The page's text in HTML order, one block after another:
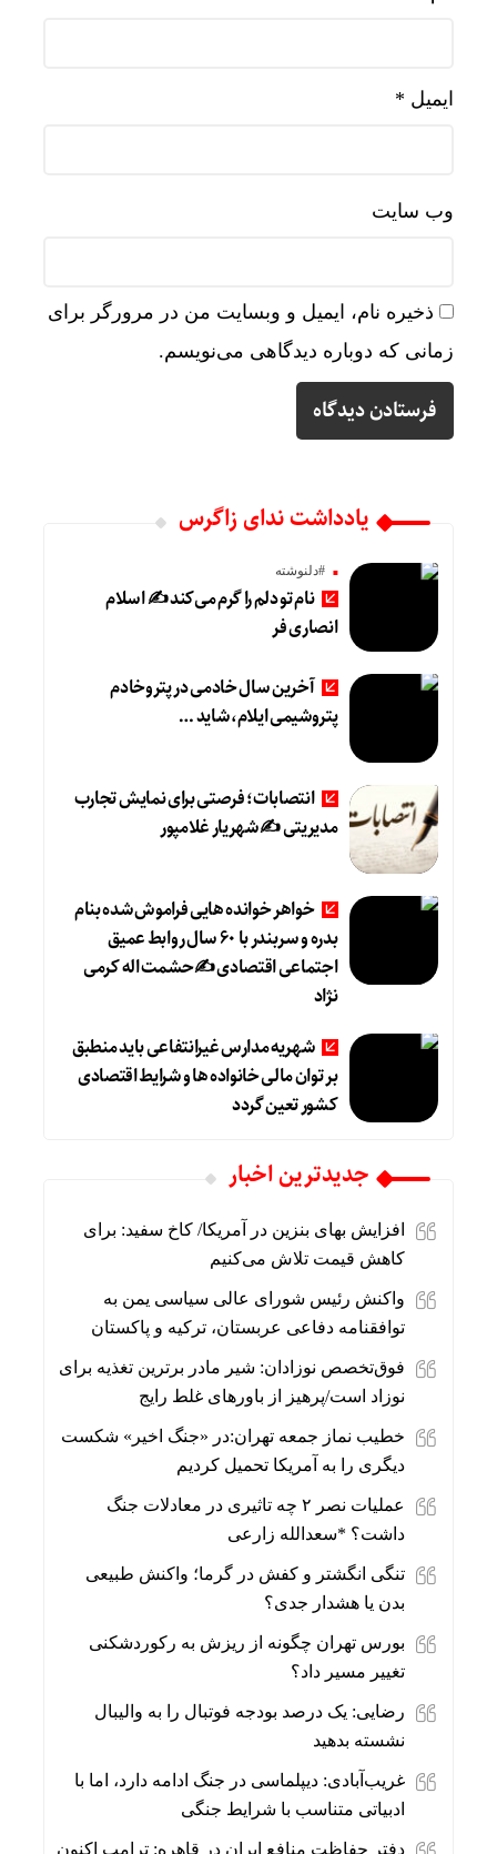
ایمیل *
وب‌ سایت
ذخیره نام، ایمیل و وبسایت من در مرورگر برای
زمانی که دوباره دیدگاهی می‌نویسم.
یادداشت ندای زاگرس
#دلنوشته
نام تو دلم را گرم می‌کند ✍️ اسلام
انصاری فر
آخرین سال خادمی در پتروخادم
پتروشیمی ایلام، شاید …
انتصابات؛ فرصتی برای نمایش تجارب
مدیریتی ✍ شهریار غلامپور
خواهر خوانده هایی فراموش شده بنام
بدره و سربندر با ۶۰ سال روابط عمیق
اجتماعی اقتصادی ✍حشمت اله کرمی
نژاد
شهریه مدارس غیرانتفاعی باید منطبق
بر توان مالی خانواده ها و شرایط اقتصادی
کشور تعین گردد
جديدترين اخبار
افزایش بهای بنزین در آمریکا/ کاخ سفید: برای
کاهش قیمت تلاش می‌کنیم
واکنش رئیس شورای عالی سیاسی یمن به
توافقنامه دفاعی عربستان، ترکیه و پاکستان
فوق‌تخصص نوزادان: شیر مادر برترین تغذیه برای
نوزاد است/پرهیز از باورهای غلط رایج
خطیب نماز جمعه تهران:در «جنگ اخیر» شکست
دیگری را به آمریکا تحمیل کردیم
عملیات نصر ۲ چه تاثیری در معادلات جنگ
داشت؟ *سعدالله زارعی
تنگی انگشتر و کفش در گرما؛ واکنش طبیعی
بدن یا هشدار جدی؟
بورس تهران چگونه از ریزش به رکوردشکنی
تغییر مسیر داد؟
رضایی: یک درصد بودجه فوتبال را به والیبال
نشسته بدهید
غریب‌آبادی: دیپلماسی در جنگ ادامه دارد، اما با
ادبیاتی متناسب با شرایط جنگی
دفتر حفاظت منافع ایران در قاهره: ترامپ اکنون